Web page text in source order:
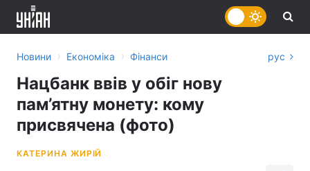
Новини › Економіка › Фінанси рус
Нацбанк ввів у обіг нову
пам’ятну монету: кому
присвячена (фото)
КАТЕРИНА ЖИРІЙ